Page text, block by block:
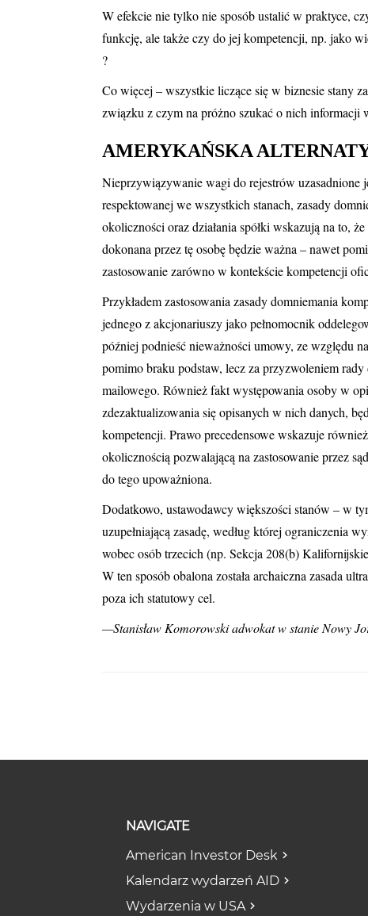
W efekcie nie tylko nie sposób ustalić w praktyce,
funkcję, ale także czy do jej kompetencji, np. jako
?
Co więcej – wszystkie liczące się w biznesie stany
związku z czym na próżno szukać o nich informacji
AMERYKAŃSKA
Nieprzywiązywanie wagi do rejestrów uzasadnione
respektowanej we wszystkich stanach, zasady
okoliczności oraz działania spółki wskazują na to,
dokonana przez tę osobę będzie ważna – nawet
zastosowanie zarówno w kontekście kompetencji
Przykładem zastosowania zasady domniemania
jednego z akcjonariuszy jako pełnomocnik
później podnieść nieważności umowy, ze względu
pomimo braku podstaw, lecz za przyzwoleniem
mailowego. Również fakt występowania osoby w
zdezaktualizowania się opisanych w nich danych,
kompetencji. Prawo precedensowe wskazuje
okolicznością pozwalającą na zastosowanie przez
do tego upoważniona.
Dodatkowo, ustawodawcy większości stanów – w
uzupełniającą zasadę, według której ograniczenia
wobec osób trzecich (np. Sekcja 208(b)
W ten sposób obalona została archaiczna zasada
poza ich statutowy cel.
—Stanisław Komorowski adwokat w stanie Nowy
NAVIGATE
American Investor Desk
Kalendarz wydarzeń AID
Wydarzenia w USA